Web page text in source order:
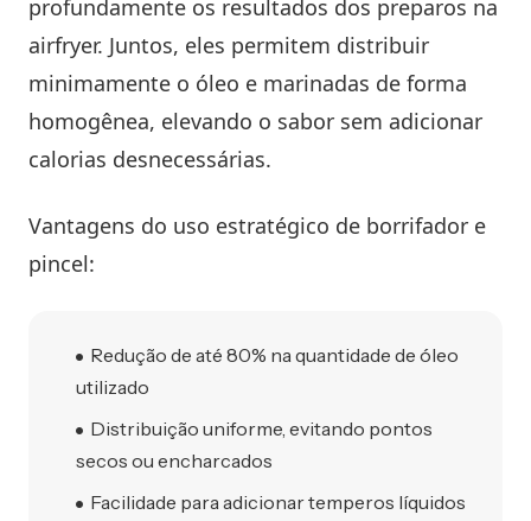
profundamente os resultados dos preparos na
airfryer. Juntos, eles permitem distribuir
minimamente o óleo e marinadas de forma
homogênea, elevando o sabor sem adicionar
calorias desnecessárias.
Vantagens do uso estratégico de borrifador e
pincel:
Redução de até 80% na quantidade de óleo
utilizado
Distribuição uniforme, evitando pontos
secos ou encharcados
Facilidade para adicionar temperos líquidos